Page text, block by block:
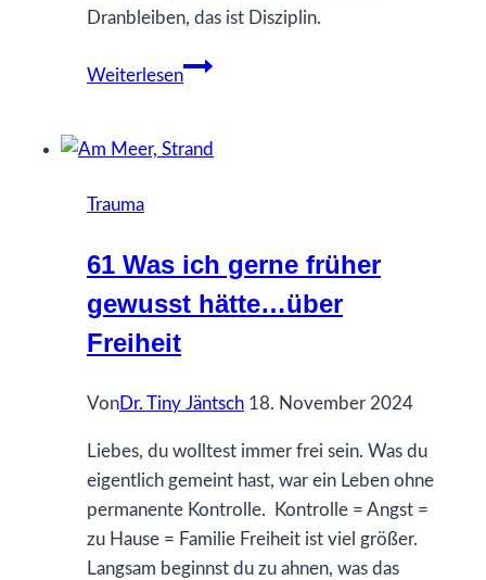
Dranbleiben, das ist Disziplin.
Weiterlesen
48
gerne
über
Disziplin
Trauma
61 Was ich gerne früher
gewusst hätte…über
Freiheit
VonDr. Tiny Jäntsch 18. November 2024
Liebes, du wolltest immer frei sein. Was du
eigentlich gemeint hast, war ein Leben ohne
permanente Kontrolle. Kontrolle = Angst =
zu Hause = Familie Freiheit ist viel größer.
Langsam beginnst du zu ahnen, was das